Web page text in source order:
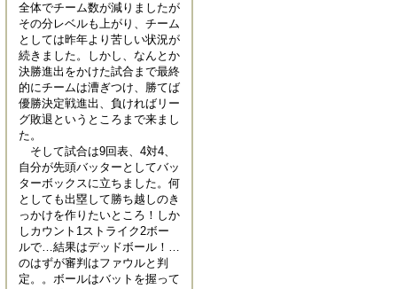
全体でチーム数が減りましたが
その分レベルも上がり、チーム
としては昨年より苦しい状況が
続きました。しかし、なんとか
決勝進出をかけた試合まで最終
的にチームは漕ぎつけ、勝てば
優勝決定戦進出、負ければリー
グ敗退というところまで来まし
た。
そして試合は9回表、4対4、
自分が先頭バッターとしてバッ
ターボックスに立ちました。何
としても出塁して勝ち越しのき
っかけを作りたいところ！しか
しカウント1ストライク2ボー
ルで…結果はデッドボール！…
のはずが審判はファウルと判
定。。ボールはバットを握って